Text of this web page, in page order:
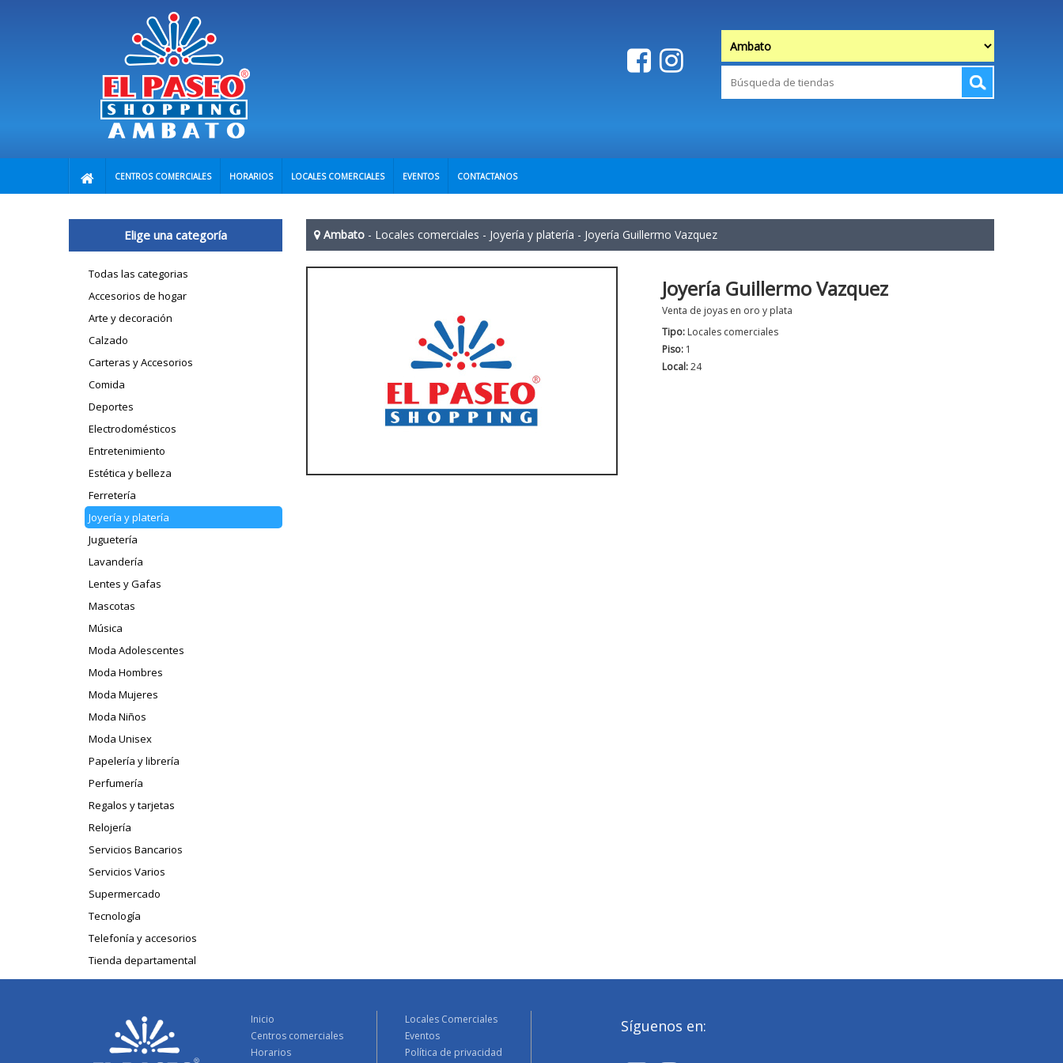
CENTROS COMERCIALES HORARIOS LOCALES COMERCIALES EVENTOS CONTACTANOS
Elige una categoría
Todas las categorias
Accesorios de hogar
Arte y decoración
Calzado
Carteras y Accesorios
Comida
Deportes
Electrodomésticos
Entretenimiento
Estética y belleza
Ferretería
Joyería y platería
Juguetería
Lavandería
Lentes y Gafas
Mascotas
Música
Moda Adolescentes
Moda Hombres
Moda Mujeres
Moda Niños
Moda Unisex
Papelería y librería
Perfumería
Regalos y tarjetas
Relojería
Servicios Bancarios
Servicios Varios
Supermercado
Tecnología
Telefonía y accesorios
Tienda departamental
Ambato - Locales comerciales - Joyería y platería - Joyería Guillermo Vazquez
Joyería Guillermo Vazquez
Venta de joyas en oro y plata
Tipo: Locales comerciales
Piso: 1
Local:24
Inicio
Centros comerciales
Horarios
Locales Comerciales
Eventos
Política de privacidad
Síguenos en: